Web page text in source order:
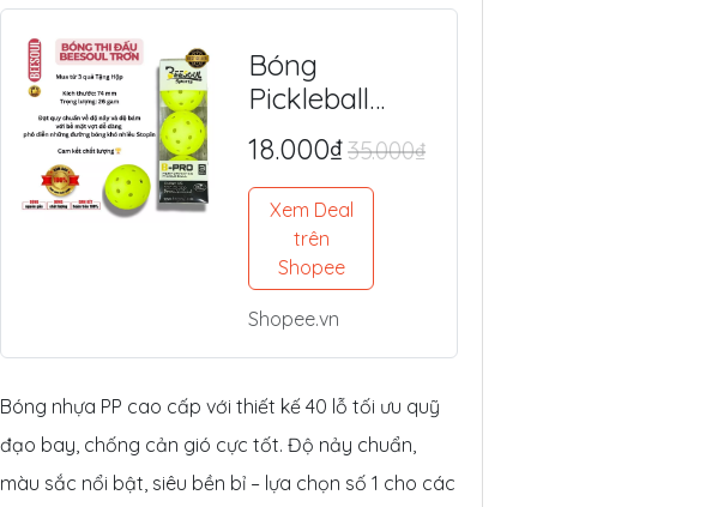
Bóng
Pickleball
BEESOUL 40
Lỗ (Chính
Hãng) - Tiêu
Chuẩn Quốc
Tế, Chuyên
Thi Đấu &
Tập Luyện
Ngoài Trời
18.000₫35.000₫
Xem Deal
trên
Shopee
Shopee.vn
Bóng nhựa PP cao cấp với thiết kế 40 lỗ tối ưu quỹ
đạo bay, chống cản gió cực tốt. Độ nảy chuẩn,
màu sắc nổi bật, siêu bền bỉ – lựa chọn số 1 cho các